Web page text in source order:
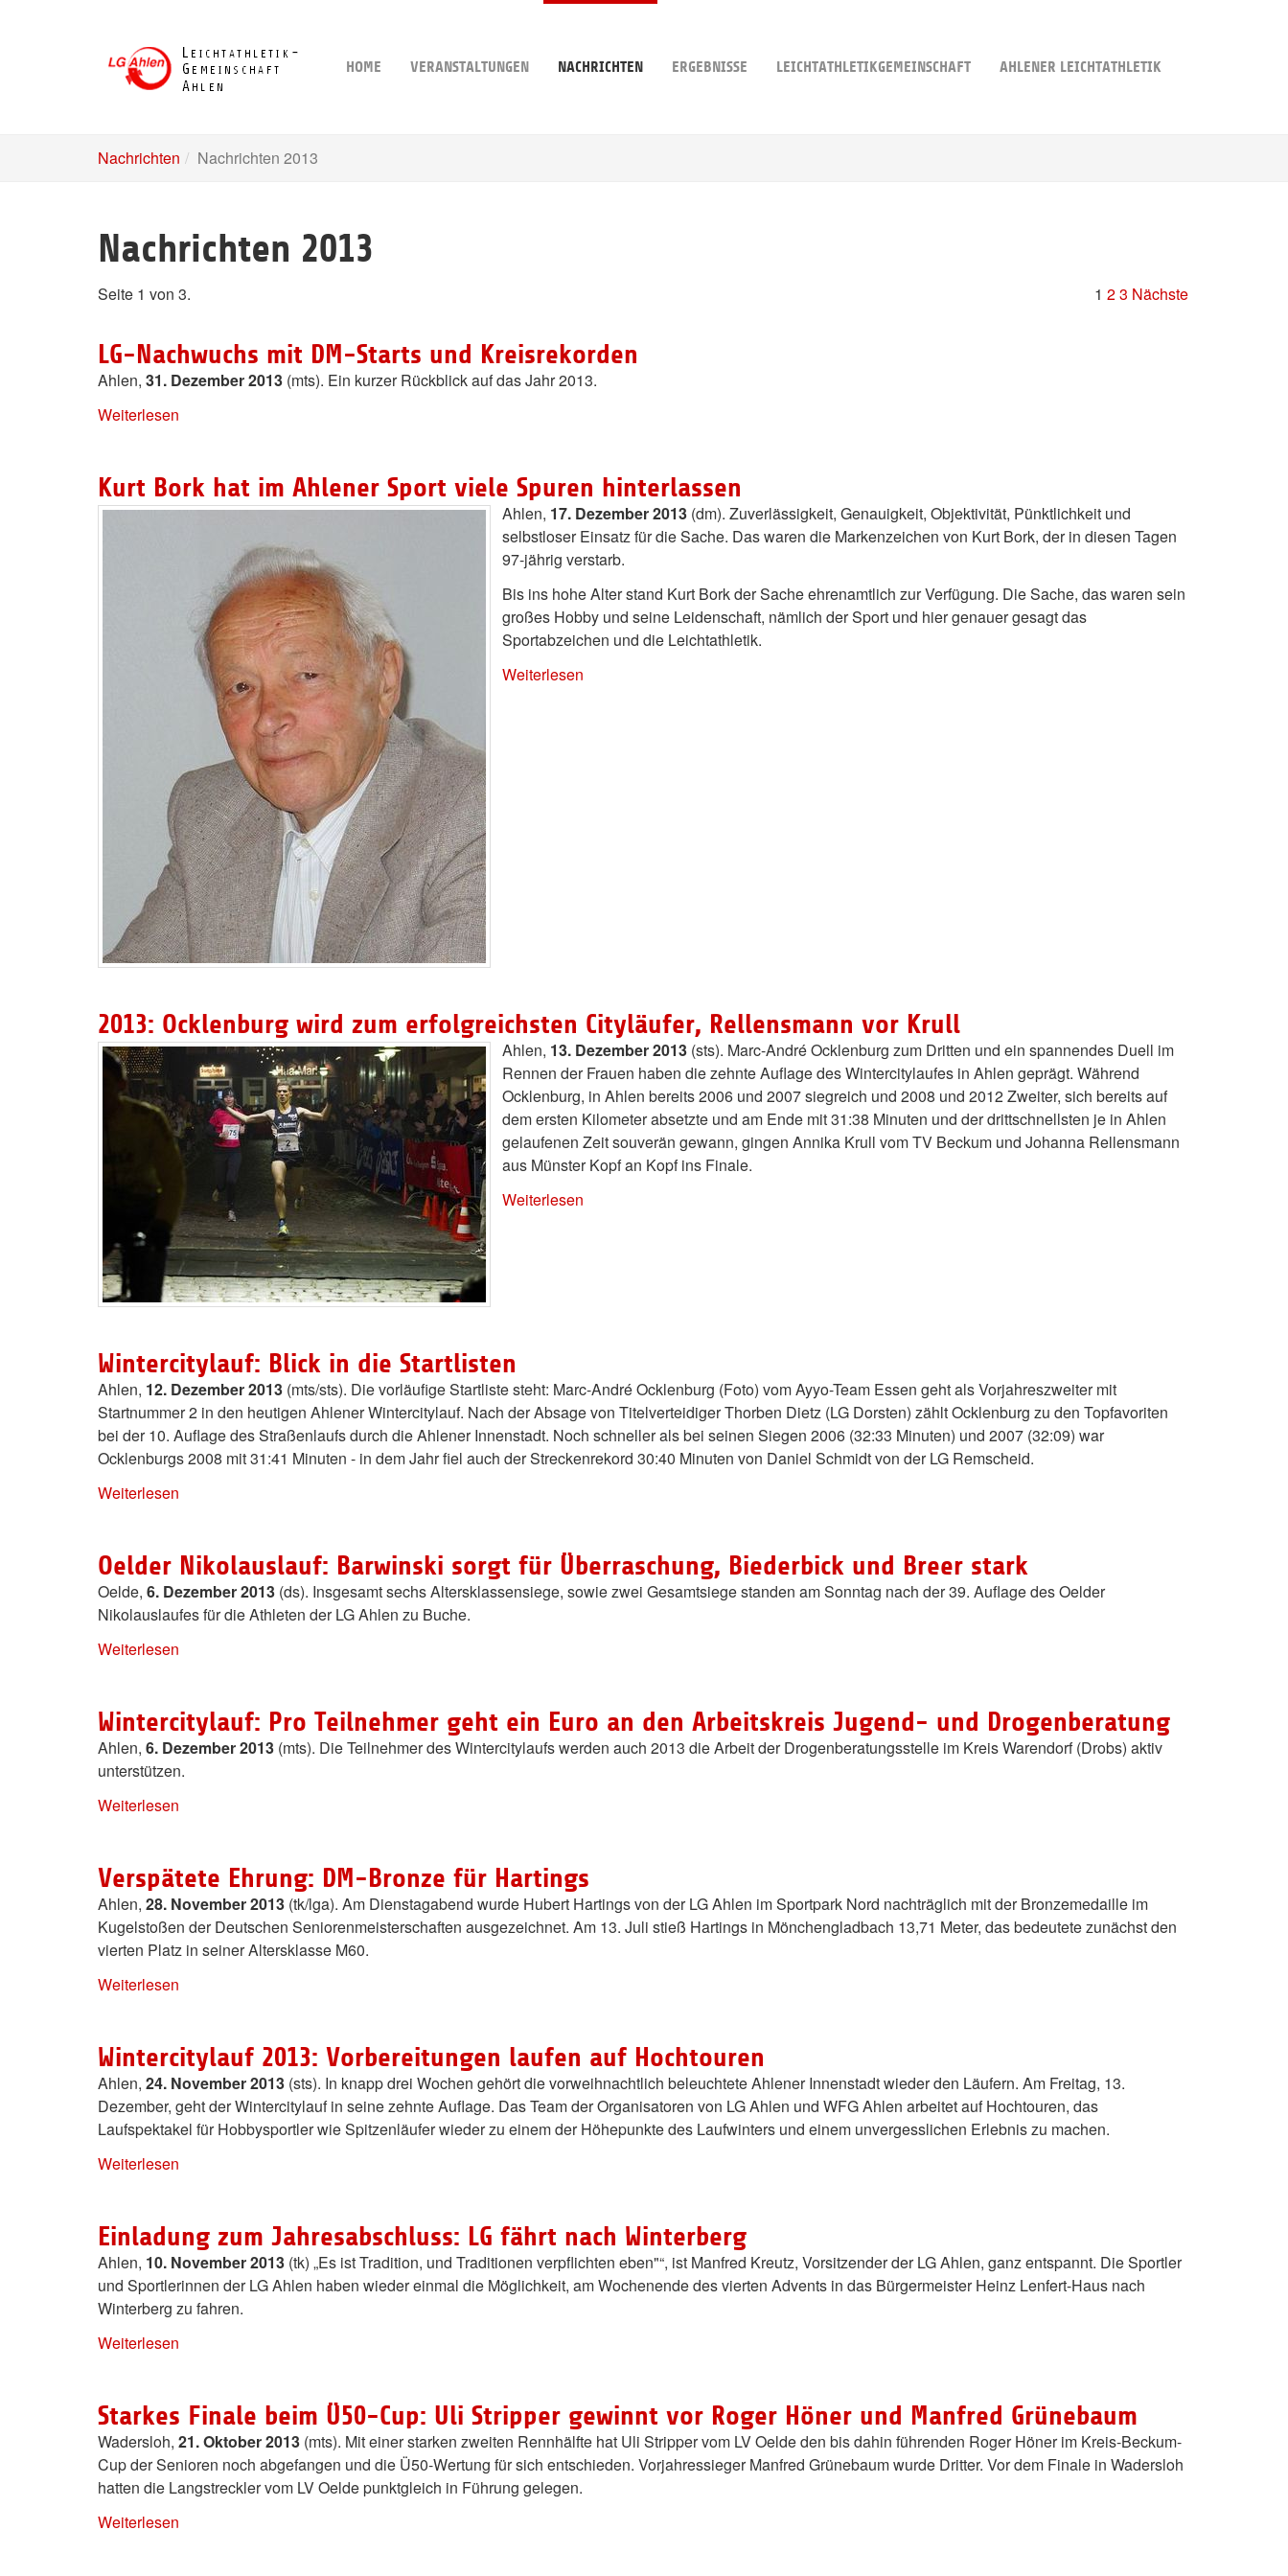
HOME VERANSTALTUNGEN NACHRICHTEN ERGEBNISSE LEICHTATHLETIKGEMEINSCHAFT AHLENER LEICHTATHLETIK
Nachrichten Nachrichten 2013
Nachrichten 2013
Seite 1 von 3. 1 23 Nächste
LG-Nachwuchs mit DM-Starts und Kreisrekorden
Ahlen, 31. Dezember 2013 (mts). Ein kurzer Rückblick auf das Jahr 2013.
Weiterlesen
Kurt Bork hat im Ahlener Sport viele Spuren hinterlassen
Ahlen, 17. Dezember 2013 (dm). Zuverlässigkeit, Genauigkeit, Objektivität, Pünktlichkeit und
selbstloser Einsatz für die Sache. Das waren die Markenzeichen von Kurt Bork, der in diesen Tagen
97-jährig verstarb.
Bis ins hohe Alter stand Kurt Bork der Sache ehrenamtlich zur Verfügung. Die Sache, das waren sein
großes Hobby und seine Leidenschaft, nämlich der Sport und hier genauer gesagt das
Sportabzeichen und die Leichtathletik.
Weiterlesen
2013: Ocklenburg wird zum erfolgreichsten Cityläufer, Rellensmann vor Krull
Ahlen, 13. Dezember 2013 (sts). Marc-André Ocklenburg zum Dritten und ein spannendes Duell im
Rennen der Frauen haben die zehnte Auflage des Wintercitylaufes in Ahlen geprägt. Während
Ocklenburg, in Ahlen bereits 2006 und 2007 siegreich und 2008 und 2012 Zweiter, sich bereits auf
dem ersten Kilometer absetzte und am Ende mit 31:38 Minuten und der drittschnellsten je in Ahlen
gelaufenen Zeit souverän gewann, gingen Annika Krull vom TV Beckum und Johanna Rellensmann
aus Münster Kopf an Kopf ins Finale.
Weiterlesen
Wintercitylauf: Blick in die Startlisten
Ahlen, 12. Dezember 2013 (mts/sts). Die vorläufige Startliste steht: Marc-André Ocklenburg (Foto) vom Ayyo-Team Essen geht als Vorjahreszweiter mit
Startnummer 2 in den heutigen Ahlener Wintercitylauf. Nach der Absage von Titelverteidiger Thorben Dietz (LG Dorsten) zählt Ocklenburg zu den Topfavoriten
bei der 10. Auflage des Straßenlaufs durch die Ahlener Innenstadt. Noch schneller als bei seinen Siegen 2006 (32:33 Minuten) und 2007 (32:09) war
Ocklenburgs 2008 mit 31:41 Minuten - in dem Jahr fiel auch der Streckenrekord 30:40 Minuten von Daniel Schmidt von der LG Remscheid.
Weiterlesen
Oelder Nikolauslauf: Barwinski sorgt für Überraschung, Biederbick und Breer stark
Oelde, 6. Dezember 2013 (ds). Insgesamt sechs Altersklassensiege, sowie zwei Gesamtsiege standen am Sonntag nach der 39. Auflage des Oelder
Nikolauslaufes für die Athleten der LG Ahlen zu Buche.
Weiterlesen
Wintercitylauf: Pro Teilnehmer geht ein Euro an den Arbeitskreis Jugend- und Drogenberatung
Ahlen, 6. Dezember 2013 (mts). Die Teilnehmer des Wintercitylaufs werden auch 2013 die Arbeit der Drogenberatungsstelle im Kreis Warendorf (Drobs) aktiv
unterstützen.
Weiterlesen
Verspätete Ehrung: DM-Bronze für Hartings
Ahlen, 28. November 2013 (tk/lga). Am Dienstagabend wurde Hubert Hartings von der LG Ahlen im Sportpark Nord nachträglich mit der Bronzemedaille im
Kugelstoßen der Deutschen Seniorenmeisterschaften ausgezeichnet. Am 13. Juli stieß Hartings in Mönchengladbach 13,71 Meter, das bedeutete zunächst den
vierten Platz in seiner Altersklasse M60.
Weiterlesen
Wintercitylauf 2013: Vorbereitungen laufen auf Hochtouren
Ahlen, 24. November 2013 (sts). In knapp drei Wochen gehört die vorweihnachtlich beleuchtete Ahlener Innenstadt wieder den Läufern. Am Freitag, 13.
Dezember, geht der Wintercitylauf in seine zehnte Auflage. Das Team der Organisatoren von LG Ahlen und WFG Ahlen arbeitet auf Hochtouren, das
Laufspektakel für Hobbysportler wie Spitzenläufer wieder zu einem der Höhepunkte des Laufwinters und einem unvergesslichen Erlebnis zu machen.
Weiterlesen
Einladung zum Jahresabschluss: LG fährt nach Winterberg
Ahlen, 10. November 2013 (tk) „Es ist Tradition, und Traditionen verpflichten eben"“, ist Manfred Kreutz, Vorsitzender der LG Ahlen, ganz entspannt. Die Sportler
und Sportlerinnen der LG Ahlen haben wieder einmal die Möglichkeit, am Wochenende des vierten Advents in das Bürgermeister Heinz Lenfert-Haus nach
Winterberg zu fahren.
Weiterlesen
Starkes Finale beim Ü50-Cup: Uli Stripper gewinnt vor Roger Höner und Manfred Grünebaum
Wadersloh, 21. Oktober 2013 (mts). Mit einer starken zweiten Rennhälfte hat Uli Stripper vom LV Oelde den bis dahin führenden Roger Höner im Kreis-Beckum-
Cup der Senioren noch abgefangen und die Ü50-Wertung für sich entschieden. Vorjahressieger Manfred Grünebaum wurde Dritter. Vor dem Finale in Wadersloh
hatten die Langstreckler vom LV Oelde punktgleich in Führung gelegen.
Weiterlesen